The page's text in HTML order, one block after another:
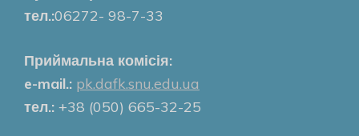
тел.:06272- 98-7-33
Приймальна комісія:
e-mail.: pk.dafk.snu.edu.ua
тел.: +38 (050) 665-32-25